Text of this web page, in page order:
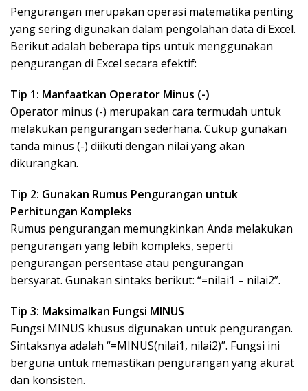
Pengurangan merupakan operasi matematika penting
yang sering digunakan dalam pengolahan data di Excel.
Berikut adalah beberapa tips untuk menggunakan
pengurangan di Excel secara efektif:
Tip 1: Manfaatkan Operator Minus (-)
Operator minus (-) merupakan cara termudah untuk
melakukan pengurangan sederhana. Cukup gunakan
tanda minus (-) diikuti dengan nilai yang akan
dikurangkan.
Tip 2: Gunakan Rumus Pengurangan untuk
Perhitungan Kompleks
Rumus pengurangan memungkinkan Anda melakukan
pengurangan yang lebih kompleks, seperti
pengurangan persentase atau pengurangan
bersyarat. Gunakan sintaks berikut: “=nilai1 – nilai2”.
Tip 3: Maksimalkan Fungsi MINUS
Fungsi MINUS khusus digunakan untuk pengurangan.
Sintaksnya adalah “=MINUS(nilai1, nilai2)”. Fungsi ini
berguna untuk memastikan pengurangan yang akurat
dan konsisten.